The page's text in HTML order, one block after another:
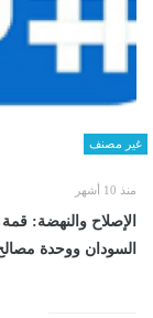
غير مصنف
منذ 10 أشهر
الإصلاح والنهضة:
السودان ووحدة مصالح...اليوم